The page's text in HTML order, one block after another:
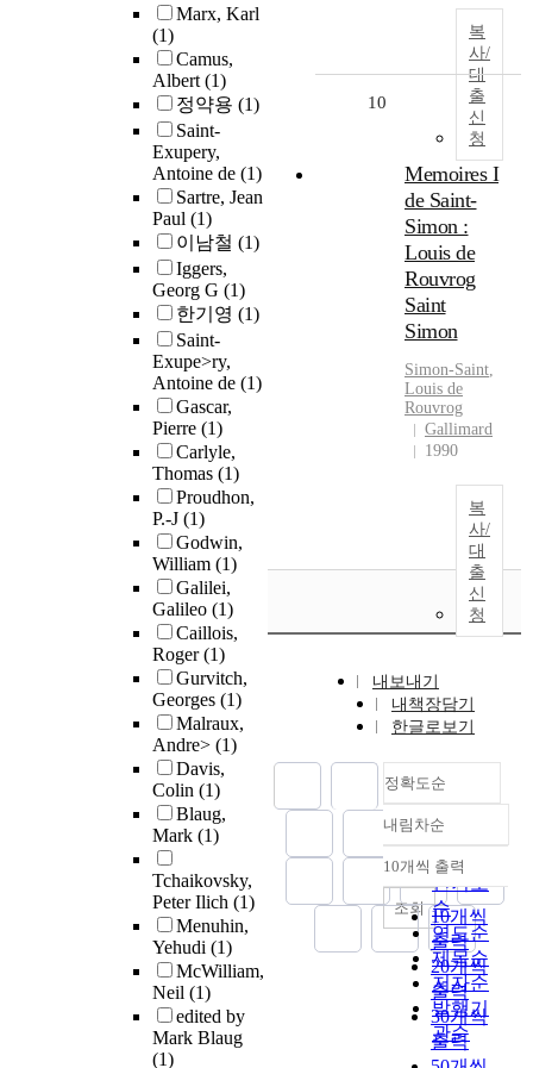
Marx, Karl
(1)
Camus,
Albert(1)
정약용 (1)
Saint-
Exupery,
Antoine de (1)
Sartre, Jean
Paul (1)
이남철 (1)
Iggers,
Georg G (1)
한기영 (1)
Saint-
Exupe>ry,
Antoine de (1)
Gascar,
Pierre (1)
Carlyle,
Thomas (1)
Proudhon,
P.-J (1)
Godwin,
William (1)
Galilei,
Galileo (1)
Caillois,
Roger(1)
Gurvitch,
Georges (1)
Malraux,
Andre> (1)
Davis,
Colin (1)
Blaug,
Mark (1)
Tchaikovsky,
Peter Ilich (1)
Menuhin,
Yehudi (1)
McWilliam,
Neil (1)
edited by
Mark Blaug
(1)
복
사/
대
출
신
청
10
Memoires I
de Saint-
Simon :
Louis de
Rouvrog
Saint
Simon
Simon-Saint,
Louis de
Rouvrog
Gallimard
1990
복
사/
대
출
신
청
내보내기
내책장담기
한글로보기
정확도순
정확도
순
인기도
순
연도순
제목순
저자순
발행기
관순
내림차순
내림차순
10개씩 출력
10개씩
출력
20개씩
출력
30개씩
출력
조회